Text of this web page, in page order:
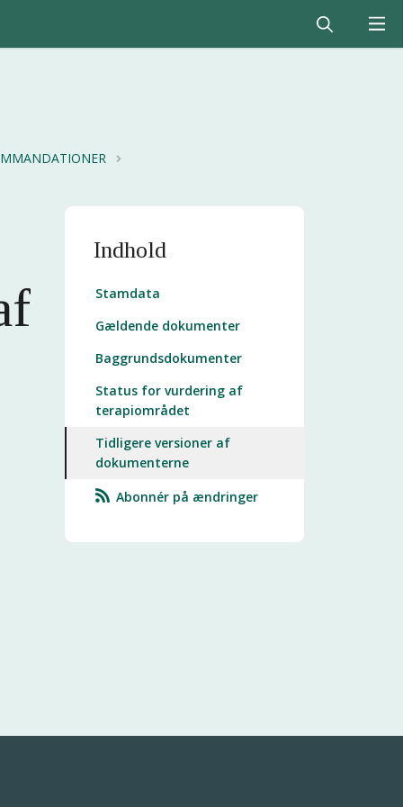
Indhold
Stamdata
Gældende dokumenter
Baggrundsdokumenter
Status for vurdering af
terapiområdet
Tidligere versioner af
dokumenterne
Abonnér på ændringer